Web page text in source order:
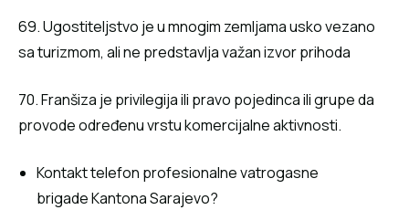
69. Ugostiteljstvo je u mnogim zemljama usko vezano
sa turizmom, ali ne predstavlja važan izvor prihoda
70. Franšiza je privilegija ili pravo pojedinca ili grupe da
provode određenu vrstu komercijalne aktivnosti.
Kontakt telefon profesionalne vatrogasne
brigade Kantona Sarajevo?